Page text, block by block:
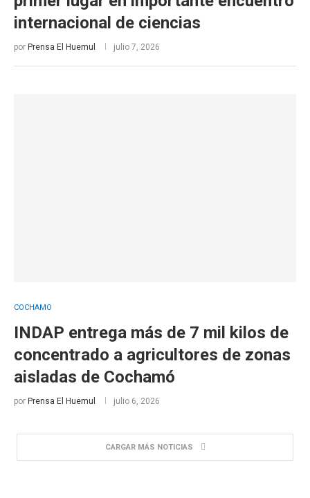
internacional de ciencias
por Prensa El Huemul julio 7, 2026
COCHAMO
INDAP entrega más de 7 mil kilos de
concentrado a agricultores de zonas
aisladas de Cochamó
por Prensa El Huemul julio 6, 2026
CARGAR MÁS NOTICIAS